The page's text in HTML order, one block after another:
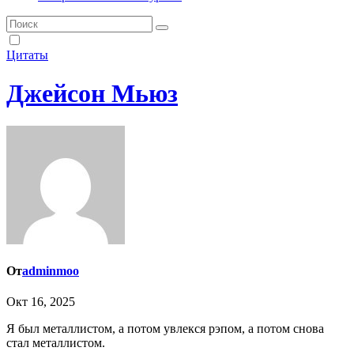
Цитаты
Джейсон Мьюз
Отadminmoo
Окт 16, 2025
Я был металлистом, а потом увлекся рэпом, а потом снова
стал металлистом.